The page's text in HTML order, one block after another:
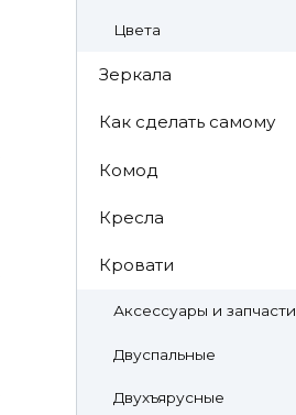
Цвета
Зеркала
Как сделать самому
Комод
Кресла
Кровати
Аксессуары и запчасти
Двуспальные
Двухъярусные